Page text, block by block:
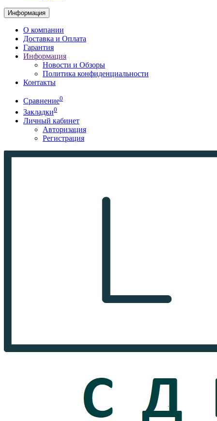
Информация
О компании
Доставка и Оплата
Гарантия
Информация
Новости и Обзоры
Политика конфиденциальности
Контакты
Сравнение0
Закладки0
Личный кабинет
Авторизация
Регистрация